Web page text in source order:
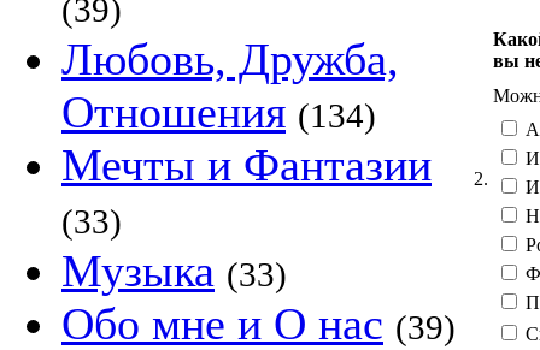
(39)
Любовь, Дружба,
Отношения (134)
Мечты и Фантазии
(33)
Музыка (33)
Обо мне и О нас (39)
2.
вы